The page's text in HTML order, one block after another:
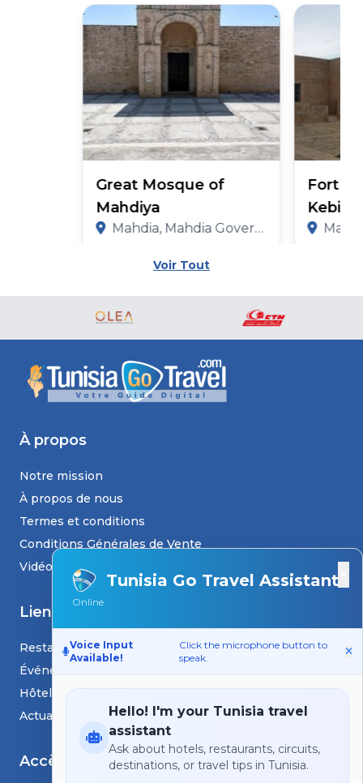
Great Mosque of
Mahdiya
Mahdia, Mahdia Governorate
Fort
Kebir
Voir Tout
Tunisia Go Travel Assistant
Online
Voice Input
Available!
Click the microphone button to
speak.
Hello! I'm your Tunisia travel
assistant
Ask about hotels, restaurants, circuits,
destinations, or travel tips in Tunisia.
À propos
Notre mission
À propos de nous
Termes et conditions
Conditions Générales de Vente
Vidéos
Liens
Restaurants
Événements
Hôtels
Actualités et blogs
Accès